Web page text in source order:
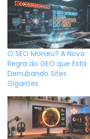
O SEO Morreu? A Nova
Regra do GEO que Está
Derrubando Sites
Gigantes